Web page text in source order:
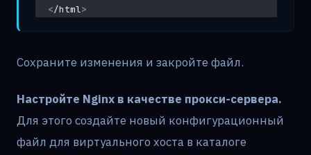
</html>
Сохраните изменения и закройте файл.
Настройте Nginx в качестве прокси-сервера.
Для этого создайте новый конфигурационный
файл для виртуального хоста в каталоге